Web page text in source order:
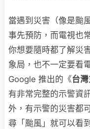
當遇到災害（像是颱
事先預防，而電視也
你想要隨時都了解災
象局，也不一定要看
Google 推出的《台
有非常完整的示警資
外，有示警的災害都
尋「颱風」就可以看